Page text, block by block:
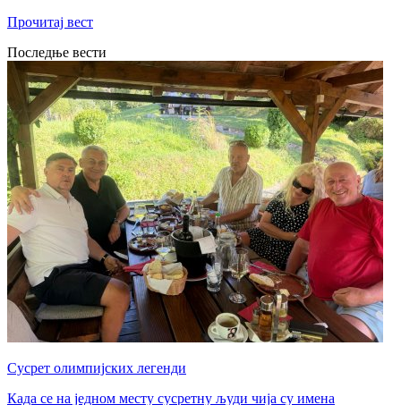
Прочитај вест
Последње вести
Сусрет олимпијских легенди
Када се на једном месту сусретну људи чија су имена